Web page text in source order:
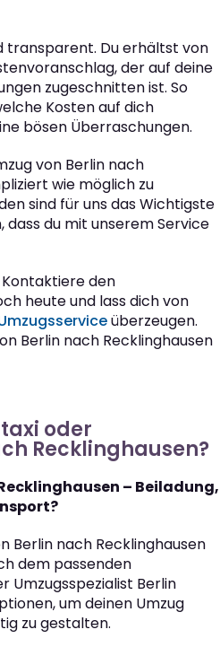
transparent. Du erhältst von
der auf deine
zugeschnitten ist. So
Kosten auf dich
bösen Überraschungen.
von Berlin nach
wie möglich zu
sind für uns das Wichtigste
dass du mit unserem Service
den
heute und lass dich von
überzeugen.
Berlin nach Recklinghausen
oder
Recklinghausen?
– Beiladung,
Berlin nach Recklinghausen
dem passenden
Umzugsspezialist Berlin
um deinen Umzug
zu gestalten.